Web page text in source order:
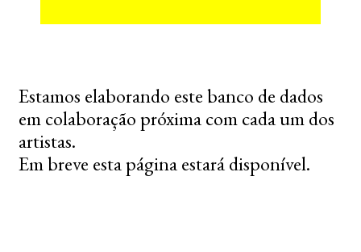
Estamos elaborando este banco de dados
em colaboração próxima com cada um dos
artistas.
Em breve esta página estará disponível.